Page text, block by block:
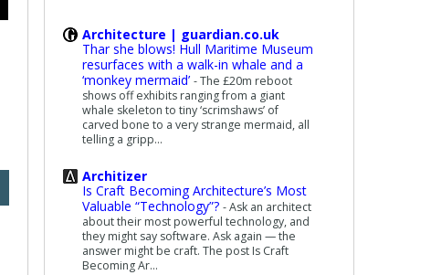
Architecture | guardian.co.uk
Thar she blows! Hull Maritime Museum
resurfaces with a walk-in whale and a
‘monkey mermaid’ -The £20m reboot
shows off exhibits ranging from a giant
whale skeleton to tiny ‘scrimshaws’ of
carved bone to a very strange mermaid, all
telling a gripp...
Architizer
Is Craft Becoming Architecture’s Most
Valuable “Technology”? -Ask an architect
about their most powerful technology, and
they might say software. Ask again — the
answer might be craft. The post Is Craft
Becoming Ar...